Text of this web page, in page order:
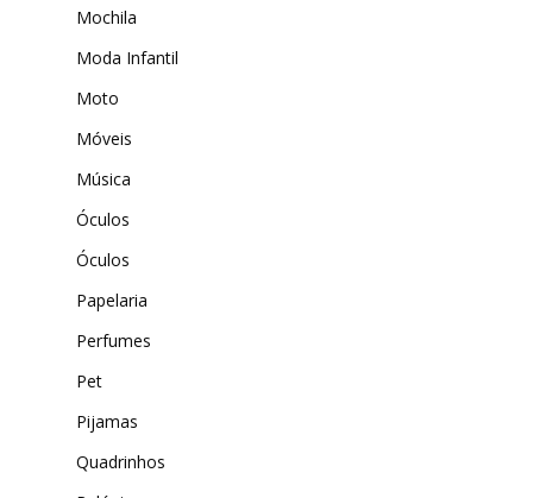
Mochila
Moda Infantil
Moto
Móveis
Música
Óculos
Óculos
Papelaria
Perfumes
Pet
Pijamas
Quadrinhos